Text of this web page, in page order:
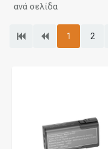
ανά σελίδα
1 2